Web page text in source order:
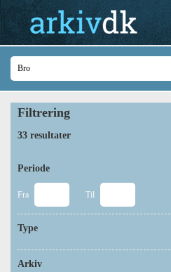
Filtrering
33 resultater
Periode
Fra Til
Type
Arkiv